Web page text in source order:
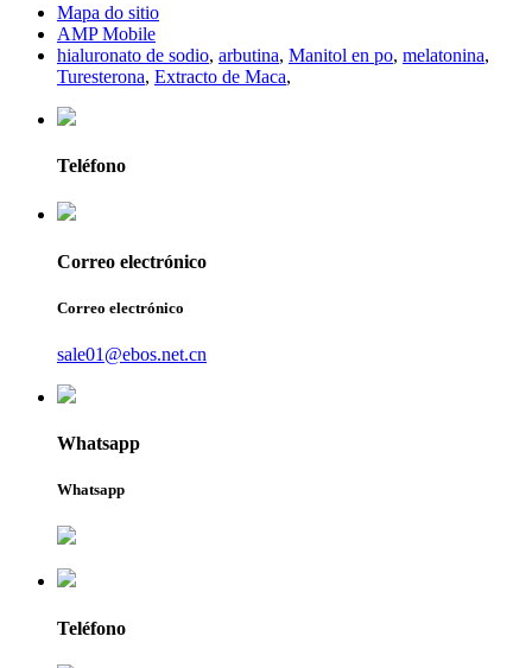
Mapa do sitio
AMP Mobile
hialuronato de sodio, arbutina, Manitol en po, melatonina,
Turesterona, Extracto de Maca,
Teléfono
Correo electrónico
Correo electrónico
sale01@ebos.net.cn
Whatsapp
Whatsapp
Teléfono